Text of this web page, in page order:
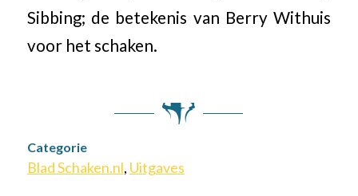
Sibbing; de betekenis van Berry Withuis
voor het schaken.
Categorie
Blad Schaken.nl, Uitgaves